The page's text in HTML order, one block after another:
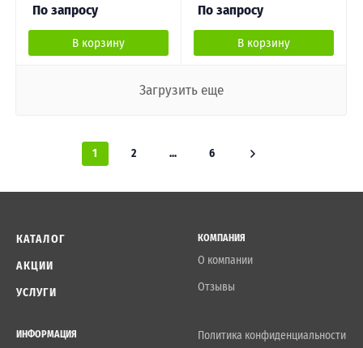
По запросу
В корзину
По запросу
В корзину
Загрузить еще
1 2 ... 6
КАТАЛОГ
АКЦИИ
УСЛУГИ
КОМПАНИЯ
О компании
Отзывы
ИНФОРМАЦИЯ
Политика конфиденциальности